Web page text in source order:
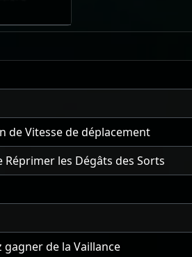
de Vitesse de déplacement
Réprimer les Dégâts des Sorts
de la Vaillance